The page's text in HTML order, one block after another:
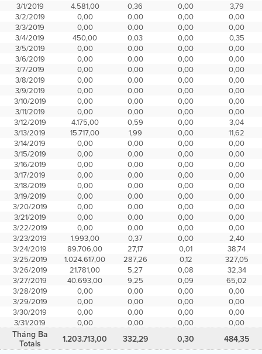
3/1/2019 4.581,00 0,36 0,00
3,79
3/2/2019
0,00 0,00 0,00
0,00
3/3/2019
0,00 0,00 0,00
0,00
3/4/2019
450,00 0,03 0,00
0,35
3/5/2019
0,00 0,00 0,00
0,00
3/6/2019
0,00 0,00 0,00
0,00
3/7/2019
0,00 0,00 0,00
0,00
3/8/2019
0,00 0,00 0,00
0,00
3/9/2019
0,00 0,00 0,00
0,00
3/10/2019
0,00 0,00 0,00
0,00
3/11/2019
0,00 0,00 0,00
0,00
3/12/2019
4.175,00 0,59 0,00
3,04
3/13/2019
15.717,00 1,99 0,00
11,62
3/14/2019
0,00 0,00 0,00
0,00
3/15/2019
0,00 0,00 0,00
0,00
3/16/2019
0,00 0,00 0,00
0,00
3/17/2019
0,00 0,00 0,00
0,00
3/18/2019
0,00 0,00 0,00
0,00
3/19/2019
0,00 0,00 0,00
0,00
3/20/2019
0,00 0,00 0,00
0,00
3/21/2019
0,00 0,00 0,00
0,00
3/22/2019
0,00 0,00 0,00
0,00
3/23/2019
1.993,00 0,37 0,00
2,40
3/24/2019
89.706,00 27,17 0,01
38,74
3/25/2019
1.024.617,00 287,26 0,12
327,05
3/26/2019
21.781,00 5,27 0,08
32,34
3/27/2019
40.693,00 9,25 0,09
65,02
3/28/2019
0,00 0,00 0,00
0,00
3/29/2019
0,00 0,00 0,00
0,00
3/30/2019
0,00 0,00 0,00
0,00
3/31/2019
0,00 0,00 0,00 0,00
Tháng Ba
Totals
1.203.713,00 332,29 0,30 484,35